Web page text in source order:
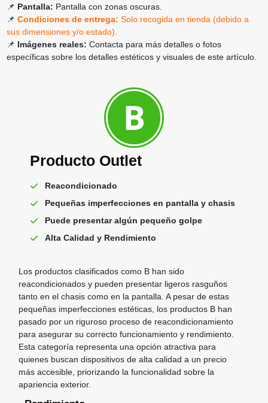
📌 Pantalla: Pantalla con zonas oscuras.
📌 Condiciones de entrega: Solo recogida en tienda (debido a
sus dimensiones y/o estado).
📌 Imágenes reales: Contacta para más detalles o fotos
específicas sobre los detalles estéticos y visuales de este artículo.
Producto Outlet
Reacondicionado
Pequeñas imperfecciones en pantalla y chasis
Puede presentar algún pequeño golpe
Alta Calidad y Rendimiento
Los productos clasificados como B han sido
reacondicionados y pueden presentar ligeros rasguños
tanto en el chasis como en la pantalla. A pesar de estas
pequeñas imperfecciones estéticas, los productos B han
pasado por un riguroso proceso de reacondicionamiento
para asegurar su correcto funcionamiento y rendimiento.
Esta categoría representa una opción atractiva para
quienes buscan dispositivos de alta calidad a un precio
más accesible, priorizando la funcionalidad sobre la
apariencia exterior.